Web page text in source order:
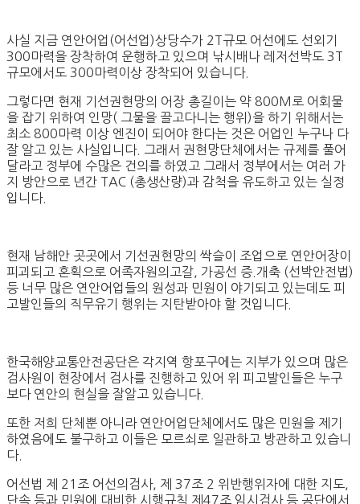
사실 지금 연안어업(어선업)상당수가 2T규모 어선에도 선외기
300마력을 장착하여 운행하고 있으며 낚시배나 레저선박도 3T
규모에서도 300마력이상 장착되어 있습니다.
그렇다면 현재 기선권현망의 어장 총길이는 약 800M로 어회물
을 잡기 위하여 인망( 그물을 끌고다니는 행위)을 하기 위해서는
최소 800마력 이상 엔진이 되어야 한다는 것은 어업인 누구나 다
잘 알고 있는 사실입니다. 그래서 권현망단체에서는 규제를 풀어
달라고 정부에 수많은 건의를 하였고 그래서 정부에서는 여러 가
지 방안으로 년간 TAC (총생산량)과 감척을 유도하고 있는 실정
입니다.
현재 남해안 곳곳에서 기선권현망의 싹슬이 조업으로 연안어장이
피괴되고 혼획으로 어족자원의고갈, 가공선 증.개축 (선박안전법)
등 너무 많은 연안어업들의 원성과 민원이 야기되고 있는데도 피
고발인들의 직무유기 행위는 지탄받아야 할 것입니다.
한국해양교통안전공단은 각지역 항포구에는 지부가 있으며 많은
검사원이 현장에서 검사를 진행하고 있어 위 피고발인들은 누구
보다 연안의 현실을 잘알고 있습니다.
또한 저희 단체뿐 아니라 연안어업단체에서도 많은 민원을 제기
하였음에도 불구하고 이들은 모르쇠로 일관하고 방관하고 있습니
다.
어선법 제 21조 어선의검사, 제 37조 2 위반행위자에 대한 지도,
단속 등과 민원에 대비한 시행규칙 제47조 임시검사 등 공단에서